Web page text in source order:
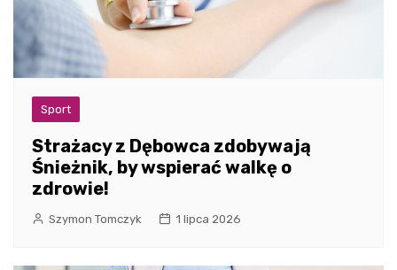
Sport
Strażacy z Dębowca zdobywają
Śnieżnik, by wspierać walkę o
zdrowie!
Szymon Tomczyk 1 lipca 2026